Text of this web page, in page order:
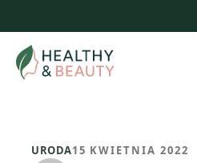
treści
URODA15 KWIETNIA 2022